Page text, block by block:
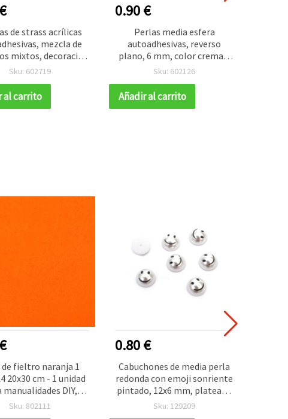
de strass acrílicas
mezcla de
mixtos, decoración
manualidades y
Sku: 602719
al carrito
0.90 €
Perlas media esfera
autoadhesivas, reverso
plano, 6 mm, color crema –
216 unidades
Sku: 602126
Añadir al carrito
de fieltro naranja 1
20x30 cm - 1 unidad
manualidades DIY,
de tarjetas y
Sku: 802111
0.80 €
Cabuchones de media perla
redonda con emoji sonriente
pintado, 12x6 mm, plateado
- 10 unidades
Sku: 129209